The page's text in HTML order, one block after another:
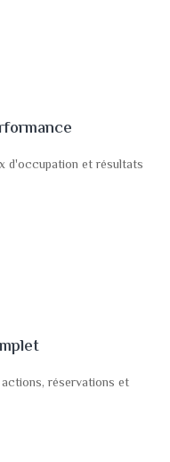
d'occupation et résultats
réservations et